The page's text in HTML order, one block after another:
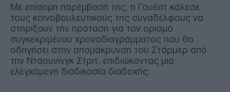
Με επίσημη παρέμβασή της, η Γουέστ κάλεσε
τους κοινοβουλευτικούς της συναδέλφους να
στηρίξουν την πρόταση για τον ορισμό
συγκεκριμένου χρονοδιαγράμματος που θα
οδηγήσει στην απομάκρυνση του Στάρμερ από
την Ντάουνινγκ Στριτ, επιδιώκοντας μια
ελεγχόμενη διαδικασία διαδοχής.